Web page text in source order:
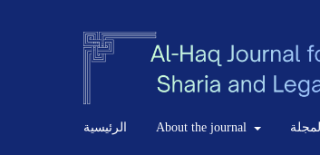
الرئيسية About the journal